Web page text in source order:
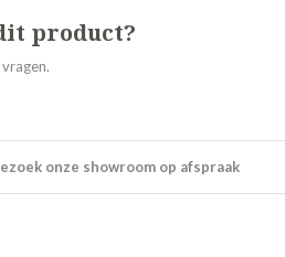
product?
onze showroom op afspraak